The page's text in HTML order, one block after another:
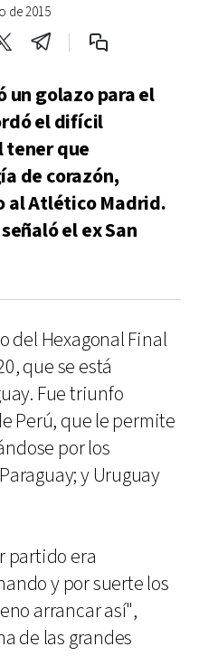
de 2015
golazo para el
el difícil
tener que
de corazón,
al Atlético Madrid.
el ex San
del Hexagonal Final
que se está
Fue triunfo
Perú, que le permite
por los
y Uruguay
partido era
y por suerte los
arrancar así",
de las grandes